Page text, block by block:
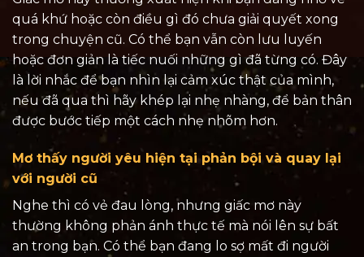
quá khứ hoặc còn điều gì đó chưa giải quyết xong
trong chuyện cũ. Có thể bạn vẫn còn lưu luyến
hoặc đơn giản là tiếc nuối những gì đã từng có. Đây
là lời nhắc để bạn nhìn lại cảm xúc thật của mình,
nếu đã qua thì hãy khép lại nhẹ nhàng, để bản thân
được bước tiếp một cách nhẹ nhõm hơn.
Mơ thấy người yêu hiện tại phản bội và quay lại
với người cũ
Nghe thì có vẻ đau lòng, nhưng giấc mơ này
thường không phản ánh thực tế mà nói lên sự bất
an trong bạn. Có thể bạn đang lo sợ mất đi người